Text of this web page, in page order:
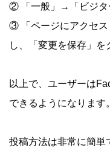
② 「一般」→「ビジタ
③ 「ページにアクセス
し、「変更を保存」を
以上で、ユーザーは
できるようになります。
投稿方法は非常に簡単